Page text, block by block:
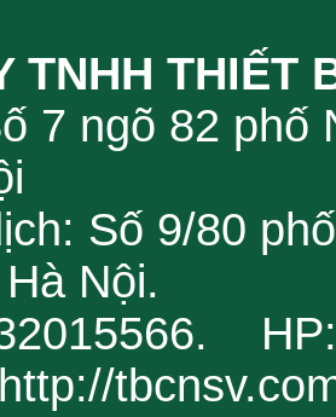
TNHH THIẾT
7 ngõ 82
Số 9/80
Nội.